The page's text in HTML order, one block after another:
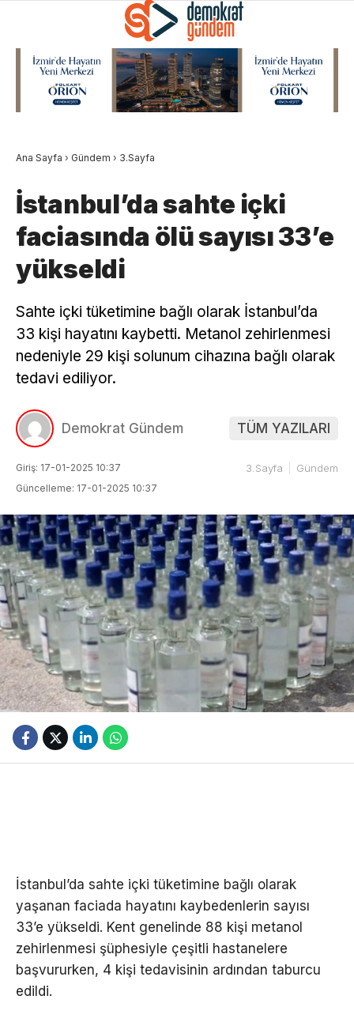
Ana Sayfa › Gündem › 3.Sayfa
İstanbul’da sahte içki
faciasında ölü sayısı 33’e
yükseldi
Sahte içki tüketimine bağlı olarak İstanbul’da
33 kişi hayatını kaybetti. Metanol zehirlenmesi
nedeniyle 29 kişi solunum cihazına bağlı olarak
tedavi ediliyor.
Demokrat Gündem TÜM YAZILARI
Giriş: 17-01-2025 10:37
Güncelleme: 17-01-2025 10:37
3.Sayfa Gündem
İstanbul’da sahte içki tüketimine bağlı olarak
yaşanan faciada hayatını kaybedenlerin sayısı
33’e yükseldi. Kent genelinde 88 kişi metanol
zehirlenmesi şüphesiyle çeşitli hastanelere
başvururken, 4 kişi tedavisinin ardından taburcu
edildi.